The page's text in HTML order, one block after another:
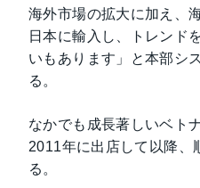
海外市場の拡大に加え、
日本に輸入し、トレンド
いもあります」と本部シ
る。
なかでも成長著しいベト
2011年に出店して以降、
る。